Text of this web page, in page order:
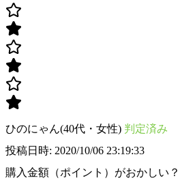
ひのにゃん(40代・女性) 判定済み
投稿日時: 2020/10/06 23:19:33
購入金額（ポイント）がおかしい？